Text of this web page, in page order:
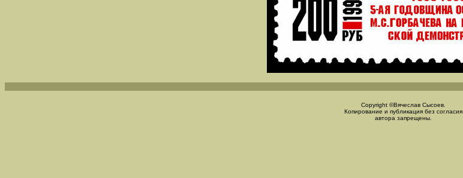
Copyright ©Вячеслав Сысоев.
Копирование и публикация без согласия
автора запрещены.